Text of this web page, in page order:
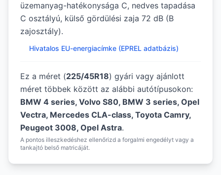
üzemanyag-hatékonysága C, nedves tapadása
C osztályú, külső gördülési zaja 72 dB (B
zajosztály).
Hivatalos EU-energiacímke (EPREL adatbázis)
Ez a méret (225/45R18) gyári vagy ajánlott
méret többek között az alábbi autótípusokon:
BMW 4 series, Volvo S80, BMW 3 series, Opel
Vectra, Mercedes CLA-class, Toyota Camry,
Peugeot 3008, Opel Astra.
A pontos illeszkedéshez ellenőrizd a forgalmi engedélyt vagy a
tankajtó belső matricáját.